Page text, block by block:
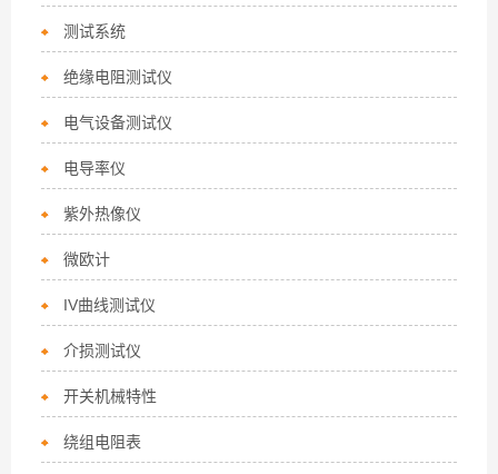
测试系统
绝缘电阻测试仪
电气设备测试仪
电导率仪
紫外热像仪
微欧计
IV曲线测试仪
介损测试仪
开关机械特性
绕组电阻表